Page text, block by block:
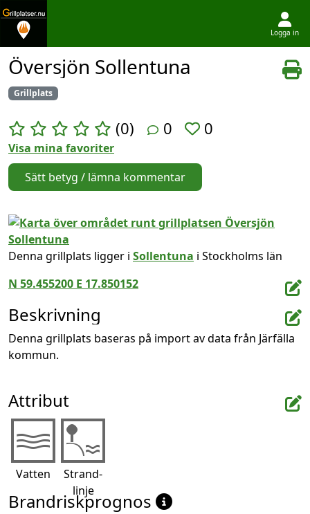
Hoppa till innehållet
Logga in
Översjön Sollentuna
Grillplats
(0) 0 0
Visa mina favoriter
Sätt betyg / lämna kommentar
Denna grillplats ligger i Sollentuna i Stockholms län
N 59.455200 E 17.850152
Beskrivning
Denna grillplats baseras på import av data från Järfälla
kommun.
Attribut
Vatten
Strand-
linje
Brandriskprognos